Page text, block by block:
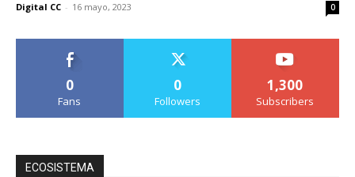
Digital CC - 16 mayo, 2023 0
0
Fans
0
Followers
1,300
Subscribers
ECOSISTEMA